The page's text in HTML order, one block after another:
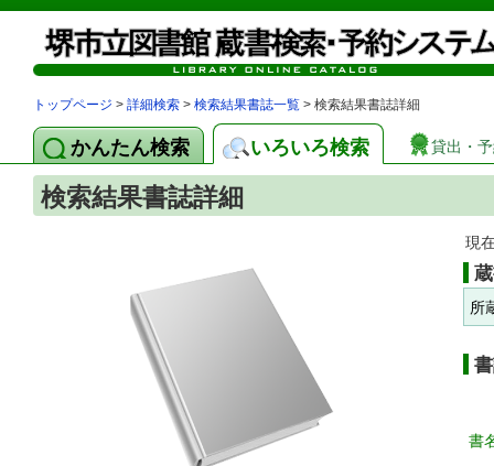
トップページ > 詳細検索 > 検索結果書誌一覧 > 検索結果書誌詳細
かんたん検索 いろいろ検索 貸出・
検索結果書誌詳細
現
所
書